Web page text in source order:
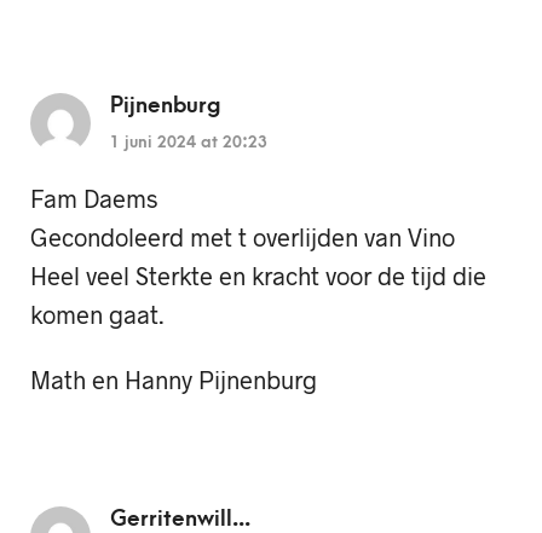
Pijnenburg
1 juni 2024 at 20:23
Fam Daems
Gecondoleerd met t overlijden van Vino
Heel veel Sterkte en kracht voor de tijd die
komen gaat.
Math en Hanny Pijnenburg
Gerritenwill...